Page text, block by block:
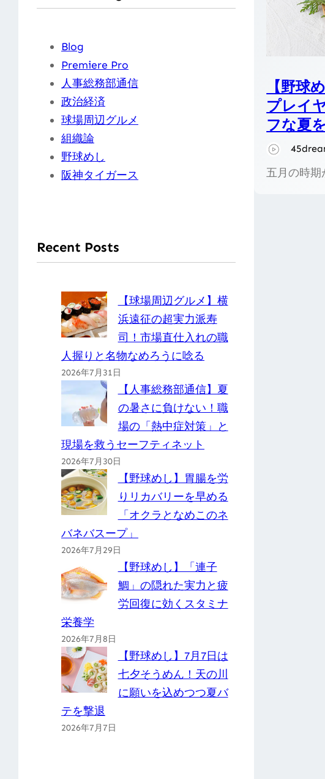
Blog
Premiere Pro
人事総務部通信
政治経済
球場周辺グルメ
組織論
野球めし
阪神タイガース
Recent Posts
【球場周辺グルメ】横
浜遠征の超実力派寿
司！市場直仕入れの職
人握りと名物なめろうに唸る
2026年7月31日
【人事総務部通信】夏
の暑さに負けない！職
場の「熱中症対策」と
現場を救うセーフティネット
2026年7月30日
【野球めし】胃腸を労
りリカバリーを早める
「オクラとなめこのネ
バネバスープ」
2026年7月29日
【野球めし】「連子
鯛」の隠れた実力と疲
労回復に効くスタミナ
栄養学
2026年7月8日
【野球めし】7月7日は
七夕そうめん！天の川
に願いを込めつつ夏バ
テを撃退
2026年7月7日
【野球
プレイ
フな夏
五月の時